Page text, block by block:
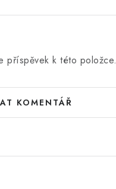
příspěvek k této položce.
KOMENTÁŘ